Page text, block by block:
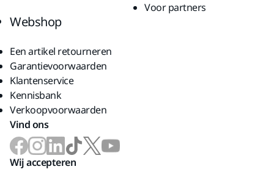
Voor partners
Webshop
Een artikel retourneren
Garantievoorwaarden
Klantenservice
Kennisbank
Verkoopvoorwaarden
Vind ons
Wij accepteren